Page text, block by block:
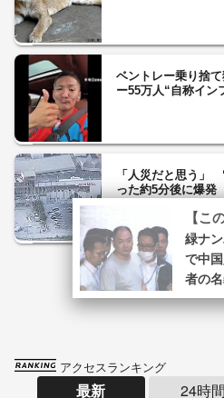
ベントレー乗り捨
ー55万人“自称イン
「人災だと思う」
った約5分後に爆
アクセスランキング
最新 24時間
【こ
緑ナ
で中
者の